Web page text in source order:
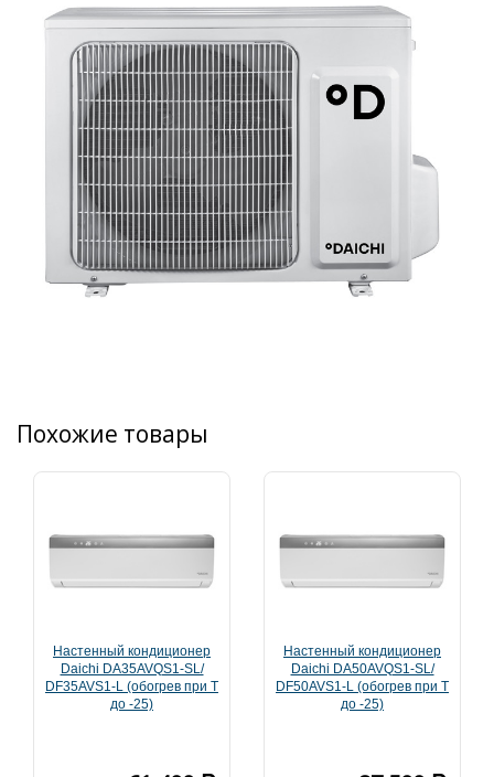
Похожие товары
Настенный кондиционер
Daichi DA35AVQS1-SL/
DF35AVS1-L (обогрев при T
до -25)
Настенный кондиционер
Daichi DA50AVQS1-SL/
DF50AVS1-L (обогрев при T
до -25)